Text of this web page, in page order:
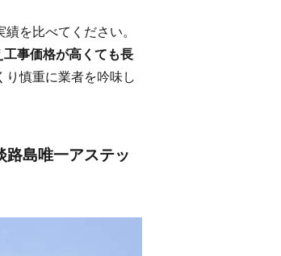
を比べてください。
工事価格が高くても長
り慎重に業者を吟味し
路島唯一アステッ